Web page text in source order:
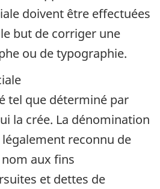
doivent être effectuées
but de corriger une
ou de typographie.
tel que déterminé par
la crée. La dénomination
reconnu de
aux fins
et dettes de